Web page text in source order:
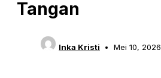
Tangan
Inka Kristi Mei 10, 2026